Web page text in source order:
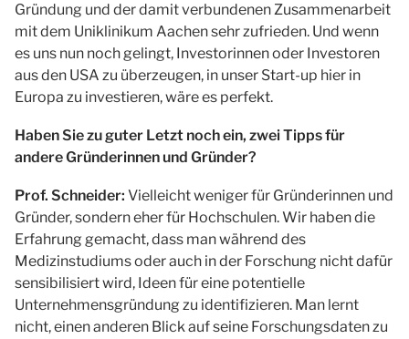
Gründung und der damit verbundenen Zusammenarbeit
mit dem Uniklinikum Aachen sehr zufrieden. Und wenn
es uns nun noch gelingt, Investorinnen oder Investoren
aus den USA zu überzeugen, in unser Start-up hier in
Europa zu investieren, wäre es perfekt.
Haben Sie zu guter Letzt noch ein, zwei Tipps für
andere Gründerinnen und Gründer?
Prof. Schneider: Vielleicht weniger für Gründerinnen und
Gründer, sondern eher für Hochschulen. Wir haben die
Erfahrung gemacht, dass man während des
Medizinstudiums oder auch in der Forschung nicht dafür
sensibilisiert wird, Ideen für eine potentielle
Unternehmensgründung zu identifizieren. Man lernt
nicht, einen anderen Blick auf seine Forschungsdaten zu